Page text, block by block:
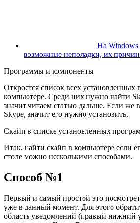
На Windows
возможные неполадки, их
Программы и компоненты
Откроется список всех
компьютере. Среди них нужно найти
значит читаем статью дальше. Если же
Skype, значит его нужно установить.
Скайп в списке установленных
Итак, найти скайп в компьютере если
столе можно несколькими способами.
Способ №1
Первый и самый простой это
уже в данный момент. Для этого
область уведомлений (правый нижний